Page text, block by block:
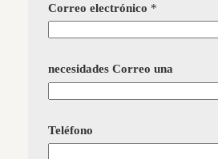
Correo electrónico *
necesidades Correo una
Teléfono